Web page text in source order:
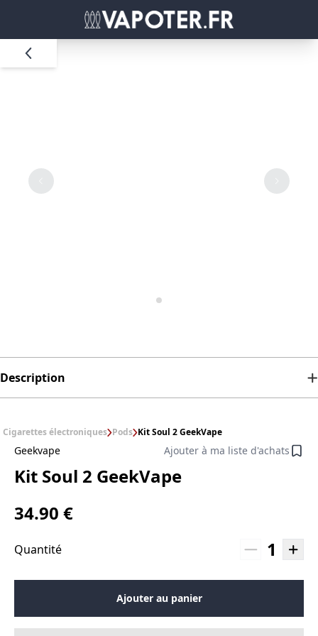
Description
Cigarettes électroniques Pods Kit Soul 2 GeekVape
Geekvape Ajouter à ma liste d'achats
Kit Soul 2 GeekVape
34.90 €
Quantité 1
Ajouter au panier